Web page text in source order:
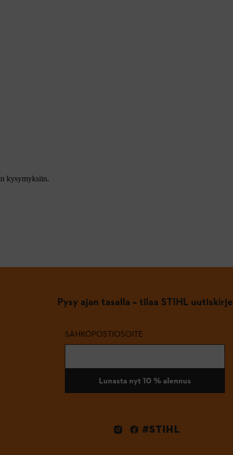
kysymyksiin.
Pysy ajan tasalla – tilaa STIHL uutiskirje
SÄHKÖPOSTIOSOITE
Lunasta nyt 10 % alennus
#STIHL